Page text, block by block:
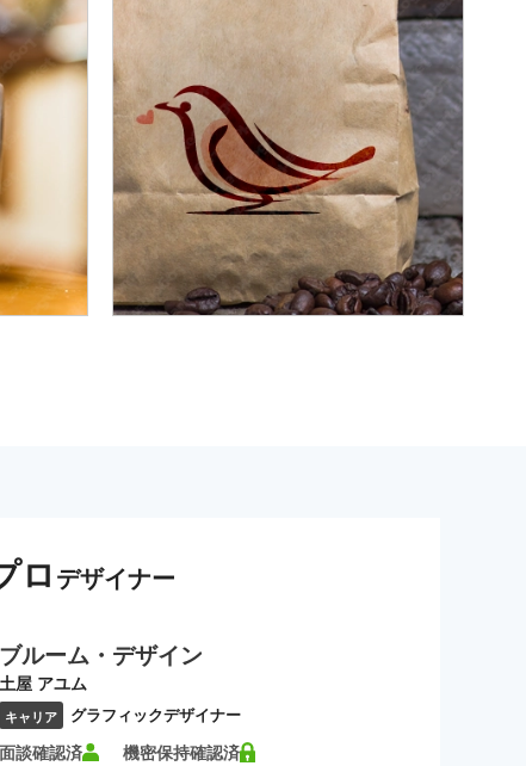
ロ デザイナー
ブルーム・デザイン
土屋 アユム
キャリア グラフィックデザイナー
面談確認済 機密保持確認済